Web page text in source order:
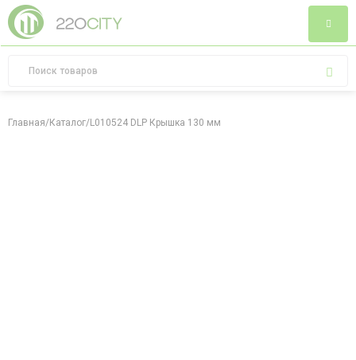
Главная/Каталог/L010524 DLP Крышка 130 мм